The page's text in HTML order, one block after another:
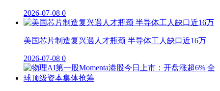
2026-07-08 0
美国芯片制造复兴遇人才瓶颈 半导体工人缺口近16万
2026-07-08 0